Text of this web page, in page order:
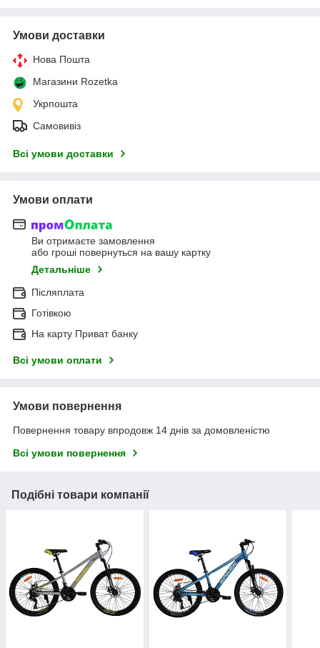
Умови доставки
Нова Пошта
Магазини Rozetka
Укрпошта
Самовивіз
Всі умови доставки
Умови оплати
Ви отримаєте замовлення
або гроші повернуться на вашу картку
Детальніше
Післяплата
Готівкою
На карту Приват банку
Всі умови оплати
Умови повернення
Повернення товару впродовж 14 днів за домовленістю
Всі умови повернення
Подібні товари компанії